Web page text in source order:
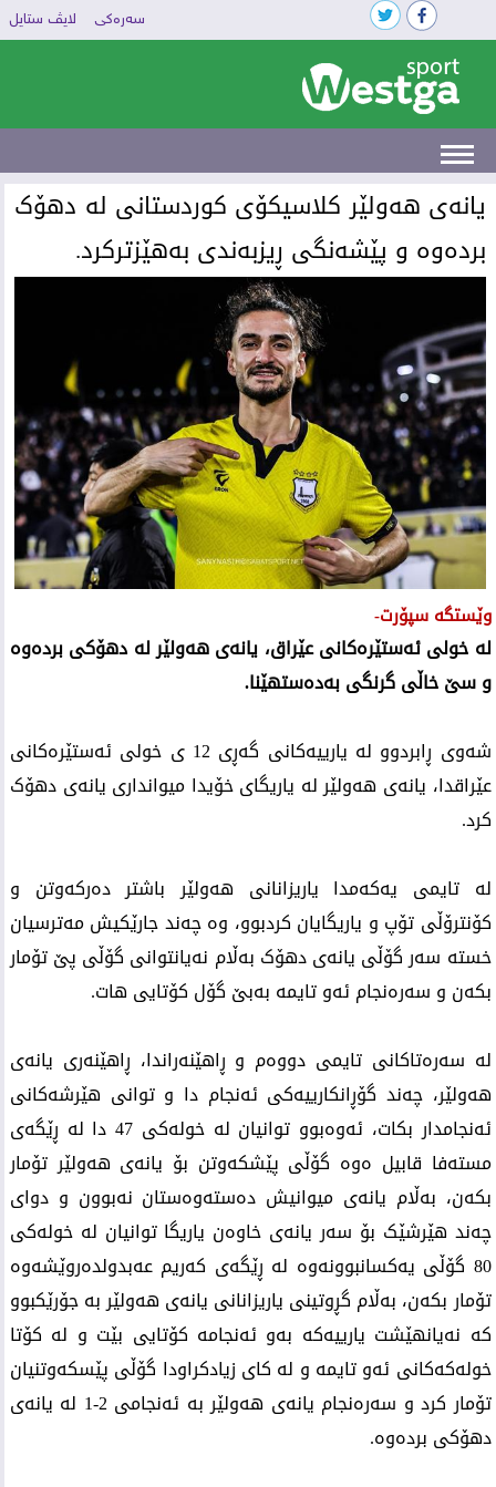
سەرەکی لایڤ ستایل
‌یانەی هەولێر کلاسیکۆی کوردستانی لە دهۆک
بردەوە و پێشەنگی ڕیزبەندی بەهێزترکرد.
وێستگە سپۆرت-
لە خولی ئەستێرەکانی عێراق، یانەی هەولێر لە دهۆکی بردەوە
و سێ خاڵی گرنگی بەدەستهێنا.
شەوی ڕابردوو لە یارییەکانی گەڕی 12 ی خولی ئەستێرەکانی
عێراقدا، یانەی هەولێر لە یاریگای خۆیدا میوانداری یانەی دهۆک
کرد.
لە تایمی یەکەمدا یاریزانانی هەولێر باشتر دەرکەوتن و
کۆنترۆڵی تۆپ و یاریگایان کردبوو، وە چەند جارێکیش مەترسیان
خستە سەر گۆڵی یانەی دهۆک بەڵام نەیانتوانی گۆڵی پێ تۆمار
بکەن و سەرەنجام ئەو تایمە بەبێ گۆل کۆتایی هات.
لە سەرەتاکانی تایمی دووەم و ڕاهێنەراندا، ڕاهێنەری یانەی
هەولێر، چەند گۆڕانکارییەکی ئەنجام دا و توانی هێرشەکانی
ئەنجامدار بکات، ئەوەبوو توانیان لە خولەکی 47 دا لە ڕێگەی
مستەفا قابیل ەوە گۆڵی پێشکەوتن بۆ یانەی هەولێر تۆمار
بکەن، بەڵام یانەی میوانیش دەستەوەستان نەبوون و دوای
چەند هێرشێک بۆ سەر یانەی خاوەن یاریگا توانیان لە خولەکی
80 گۆڵی یەکسانبوونەوە لە ڕێگەی کەریم عەبدولدەروێشەوە
تۆمار بکەن، بەڵام گڕوتینی یاریزانانی یانەی هەولێر بە جۆرێکبوو
کە نەیانهێشت یارییەکە بەو ئەنجامە کۆتایی بێت و لە کۆتا
خولەکەکانی ئەو تایمە و لە کای زیادکراودا گۆڵی پێسکەوتنیان
تۆمار کرد و سەرەنجام یانەی هەولێر بە ئەنجامی 2-1 لە یانەی
دهۆکی بردەوە.